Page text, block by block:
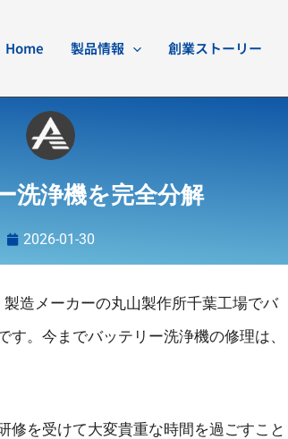
Home 製品情報 創業ストーリー
洗浄機を完全分解
2026-01-30
造メーカーの丸山製作所千葉工場でバ
。今までバッテリー洗浄機の修理は、
修を受けて大変貴重な時間を過ごすこと